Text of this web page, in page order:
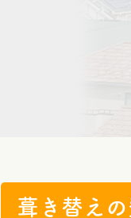
葺き替え